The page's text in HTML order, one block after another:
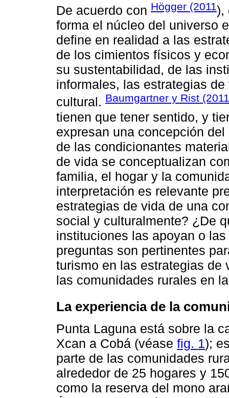
De acuerdo con Högger (2011),
forma el núcleo del universo
define en realidad a las
de los cimientos físicos y
su sustentabilidad, de las
informales, las estrategias
cultural. Baumgartner y Rist (2011
tienen que tener sentido, y
expresan una concepción
de las condicionantes
de vida se conceptualizan
familia, el hogar y la
interpretación es relevante
estrategias de vida de una
social y culturalmente? ¿De
instituciones las apoyan o
preguntas son pertinentes
turismo en las estrategias de
las comunidades rurales en
La experiencia de la
Punta Laguna está sobre la
Xcan a Cobá (véase fig. 1);
parte de las comunidades
alrededor de 25 hogares y
como la reserva del mono